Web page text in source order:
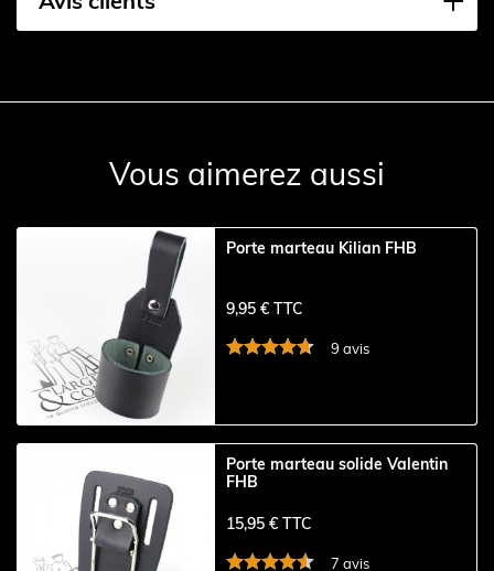
Vous aimerez aussi
Porte marteau Kilian FHB
9,95 € TTC
9 avis
Porte marteau solide Valentin
FHB
15,95 € TTC
7 avis